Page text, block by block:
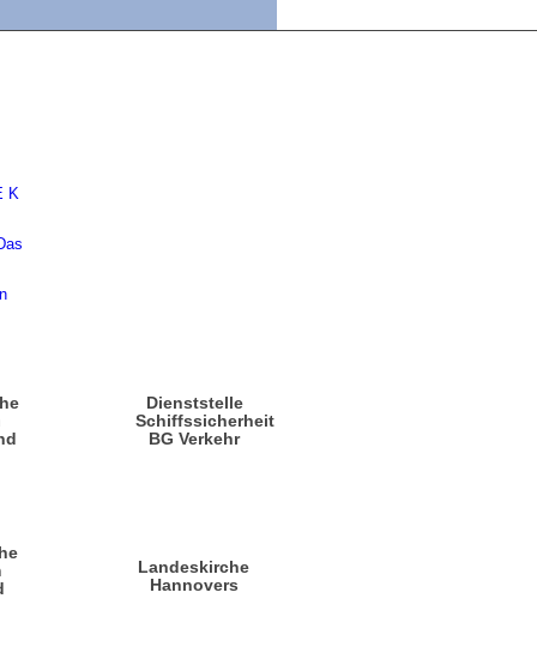
Dienststelle
Schiffssicherheit
BG Verkehr
Landeskirche
Hannovers